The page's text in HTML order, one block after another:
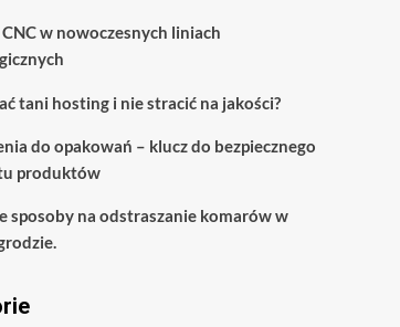
w nowoczesnych liniach
tani hosting i nie stracić na jakości?
do opakowań – klucz do bezpiecznego
produktów
sposoby na odstraszanie komarów w